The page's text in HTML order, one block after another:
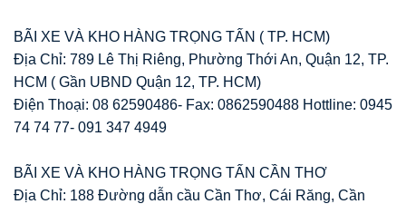
BÃI XE VÀ KHO HÀNG TRỌNG TẤN ( TP. HCM)
Địa Chỉ: 789 Lê Thị Riêng, Phường Thới An, Quận 12, TP.
HCM ( Gần UBND Quận 12, TP. HCM)
Điện Thoại: 08 62590486- Fax: 0862590488 Hottline: 0945
74 74 77- 091 347 4949
BÃI XE VÀ KHO HÀNG TRỌNG TẤN CẦN THƠ
Địa Chỉ: 188 Đường dẫn cầu Cần Thơ, Cái Răng, Cần